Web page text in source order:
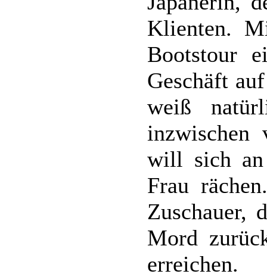
Klienten.
Bootstour
Geschäft
weiß
will sich an
Frau
Zuschauer,
Mord